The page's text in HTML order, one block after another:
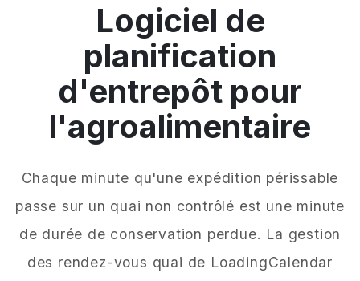
Logiciel de
planification
d'entrepôt pour
l'agroalimentaire
Chaque minute qu'une expédition périssable
passe sur un quai non contrôlé est une minute
de durée de conservation perdue. La gestion
des rendez-vous quai de LoadingCalendar